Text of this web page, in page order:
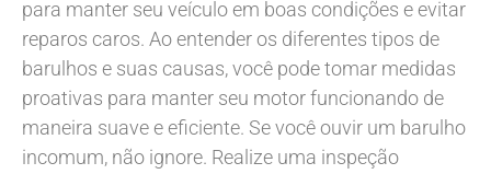
para manter seu veículo em boas condições e evitar
reparos caros. Ao entender os diferentes tipos de
barulhos e suas causas, você pode tomar medidas
proativas para manter seu motor funcionando de
maneira suave e eficiente. Se você ouvir um barulho
incomum, não ignore. Realize uma inspeção